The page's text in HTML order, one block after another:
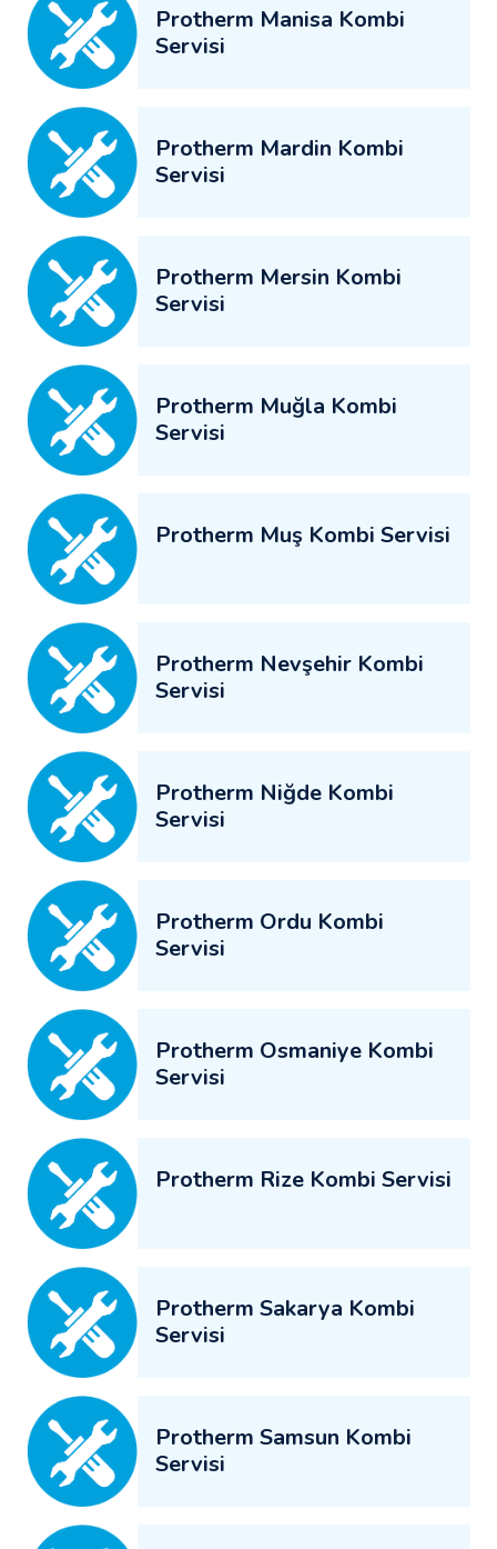
Protherm Manisa Kombi
Servisi
Protherm Mardin Kombi
Servisi
Protherm Mersin Kombi
Servisi
Protherm Muğla Kombi
Servisi
Protherm Muş Kombi Servisi
Protherm Nevşehir Kombi
Servisi
Protherm Niğde Kombi
Servisi
Protherm Ordu Kombi
Servisi
Protherm Osmaniye Kombi
Servisi
Protherm Rize Kombi Servisi
Protherm Sakarya Kombi
Servisi
Protherm Samsun Kombi
Servisi